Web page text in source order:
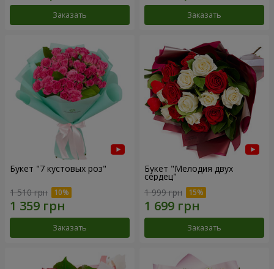
Заказать Заказать
Букет "7 кустовых роз"
1 510 грн
Заказать
Букет "Мелодия двух
сердец"
1 999 грн
Заказать